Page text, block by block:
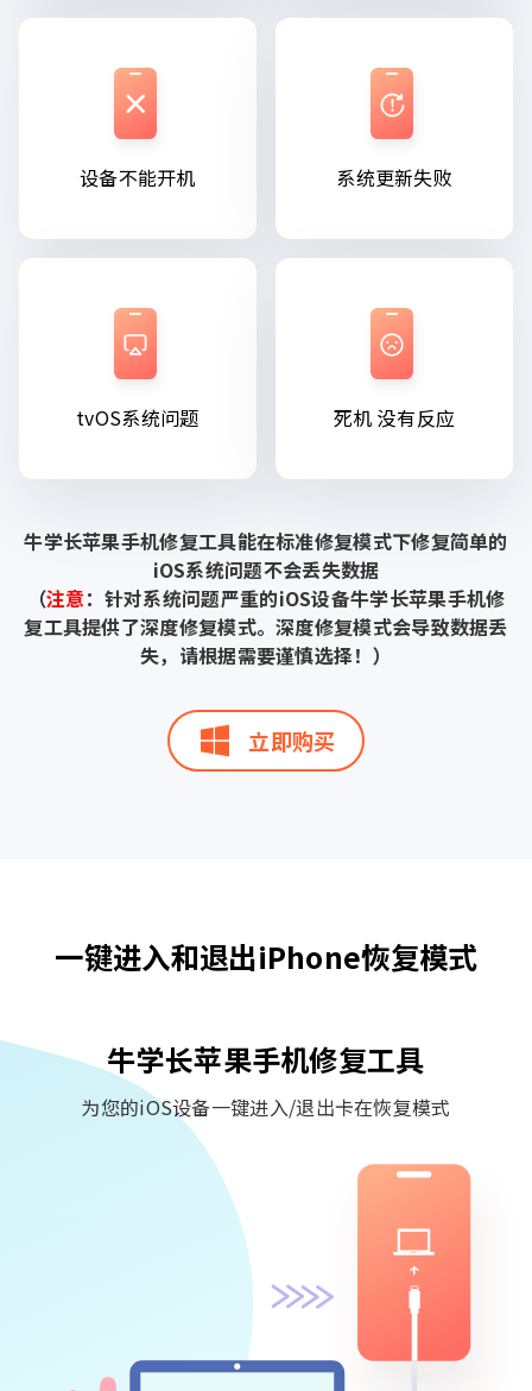
设备不能开机 系统更新失败
tvOS系统问题 死机 没有反应
牛学长苹果手机修复工具能在标准修复模式下修复简单的
iOS系统问题不会丢失数据
（注意：针对系统问题严重的iOS设备牛学长苹果手机修
复工具提供了深度修复模式。深度修复模式会导致数据丢
失，请根据需要谨慎选择！）
立即购买
一键进入和退出iPhone恢复模式
牛学长苹果手机修复工具
为您的iOS设备一键进入/退出卡在恢复模式